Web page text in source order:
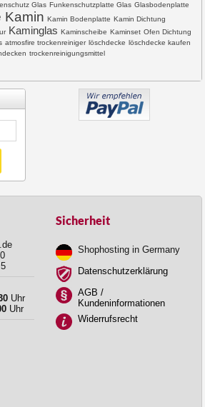
Glas Funkenschutzplatte Glas Glasbodenplatte
Kamin Kamin Bodenplatte Kamin Dichtung
Kaminglas Kaminscheibe Kaminset Ofen Dichtung
atmosfire trockenreiniger löschdecke
löschdecke kaufen
trockenreinigungsmittel
Uhr
Uhr
Sicherheit
Shophosting in Germany
Datenschutzerklärung
AGB /
Kundeninformationen
Widerrufsrecht